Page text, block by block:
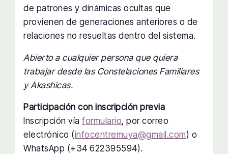
de patrones y dinámicas ocultas que
provienen de generaciones anteriores o de
relaciones no resueltas dentro del sistema.
Abierto a cualquier persona que quiera
trabajar desde las Constelaciones Familiares
y Akashicas.
Participación con inscripción previa
Inscripción víaformulario, por correo
electrónico (infocentremuya@gmail.com) o
WhatsApp (+34 622395594).